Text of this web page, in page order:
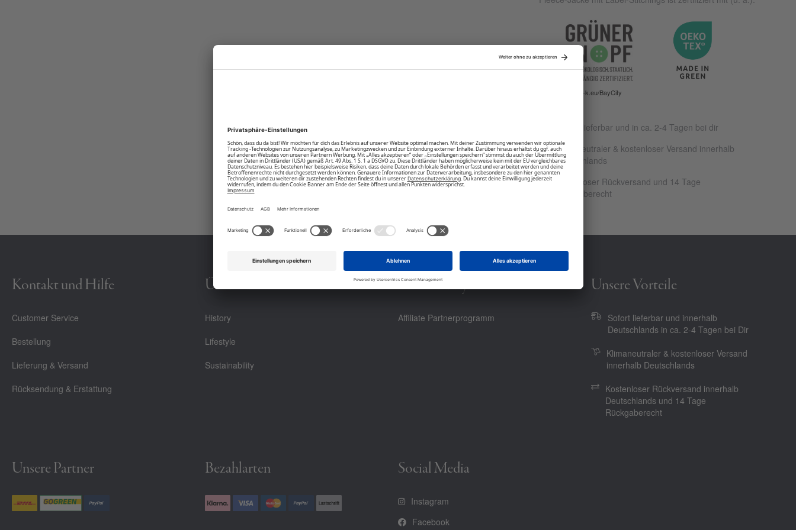
www.g-k.eu/BayCity
Sofort lieferbar und in ca. 2-4 Tagen bei dir
Klimaneutraler & kostenloser Versand innerhalb
Deutschlands
Kostenloser Rückversand und 14 Tage
Rückgaberecht
Kontakt und Hilfe
Customer Service
Bestellung
Lieferung & Versand
Rücksendung & Erstattung
Über Uns
History
Lifestyle
Sustainability
Community
Affiliate Partnerprogramm
Unsere Vorteile
Sofort lieferbar und innerhalb
Deutschlands in ca. 2-4 Tagen bei Dir
Klimaneutraler & kostenloser Versand
innerhalb Deutschlands
Kostenloser Rückversand innerhalb
Deutschlands und 14 Tage
Rückgaberecht
Unsere Partner Bezahlarten Social Media
Instagram
Facebook